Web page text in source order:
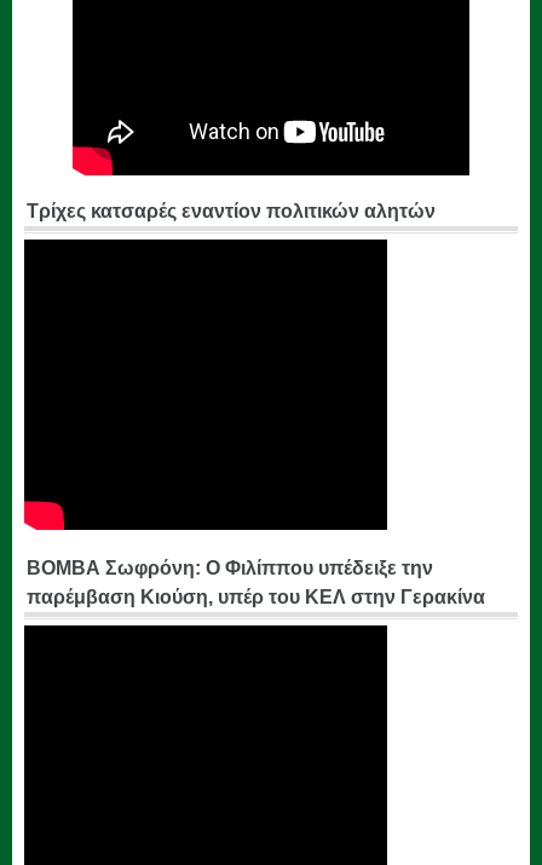
Τρίχες κατσαρές εναντίον πολιτικών αλητών
ΒΟΜΒΑ Σωφρόνη: Ο Φιλίππου υπέδειξε την
παρέμβαση Κιούση, υπέρ του ΚΕΛ στην Γερακίνα